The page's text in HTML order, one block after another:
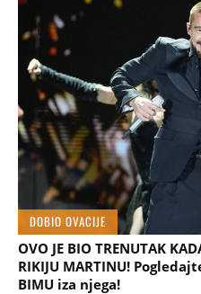
DOBIO OVACIJE
OVO JE BIO TRENUTAK
RIKIJU MARTINU!
BIMU iza njega!